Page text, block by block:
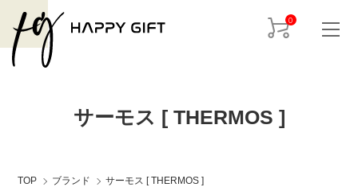
0
サーモス [ THERMOS ]
TOP ブランド サーモス [ THERMOS ]